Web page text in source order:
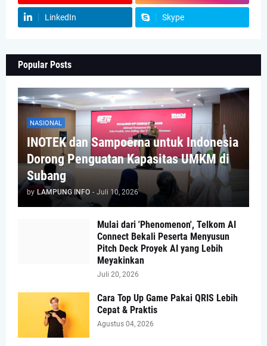
LinkedIn Skype
Popular Posts
NASIONAL
INOTEK dan Sampoerna untuk Indonesia
Dorong Penguatan Kapasitas UMKM di
Subang
by LAMPUNG INFO - Juli 10, 2026
Mulai dari 'Phenomenon', Telkom AI
Connect Bekali Peserta Menyusun
Pitch Deck Proyek AI yang Lebih
Meyakinkan
Juli 20, 2026
Cara Top Up Game Pakai QRIS Lebih
Cepat & Praktis
Agustus 04, 2026